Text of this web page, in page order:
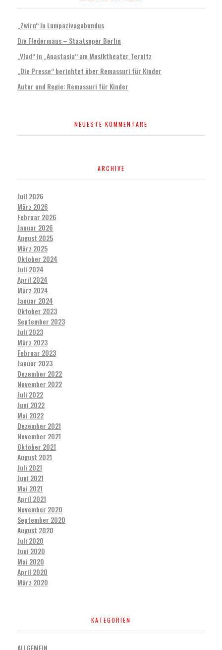
„Zwirn“ in Lumpazivagabundus
Die Fledermaus – Staatsoper Berlin
„Vlad“ in „Anastasia“ am Musiktheater Ternitz
„Die Presse“ berichtet über Remassuri für Kinder
Autor und Regie: Remassuri für Kinder
NEUESTE KOMMENTARE
ARCHIVE
Juli 2026
März 2026
Februar 2026
Januar 2026
August 2025
März 2025
Oktober 2024
Juli 2024
April 2024
März 2024
Januar 2024
Oktober 2023
September 2023
Juli 2023
März 2023
Februar 2023
Januar 2023
Dezember 2022
November 2022
Juli 2022
Juni 2022
Mai 2022
Dezember 2021
November 2021
Oktober 2021
August 2021
Juli 2021
Juni 2021
Mai 2021
April 2021
November 2020
September 2020
August 2020
Juli 2020
Juni 2020
Mai 2020
April 2020
März 2020
KATEGORIEN
ALLGEMEIN